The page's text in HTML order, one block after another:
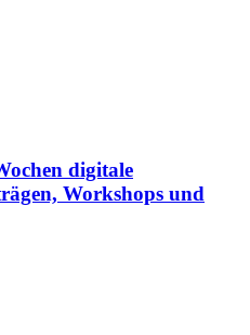
digitale
Workshops und